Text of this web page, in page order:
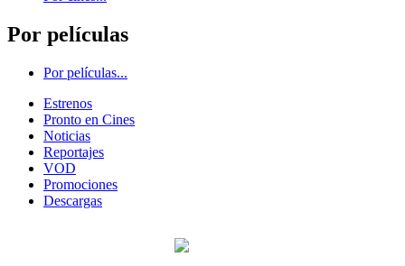
Por películas
Por películas...
Estrenos
Pronto en Cines
Noticias
Reportajes
VOD
Promociones
Descargas